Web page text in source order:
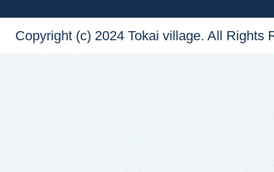
Copyright (c) 2024 Tokai village. All Rights